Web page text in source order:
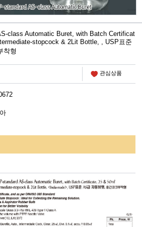
class Automatic Buret, with Batch Certificat
stopcock & 2Lit Bottle, , USP표준
착형
관심상품